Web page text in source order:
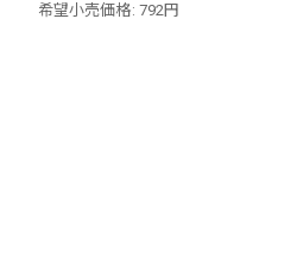
希望小売価格: 792円